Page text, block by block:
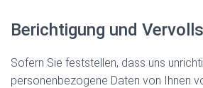
Berichtigung und
Sofern Sie feststellen, dass uns
personenbezogene Daten von Ihnen